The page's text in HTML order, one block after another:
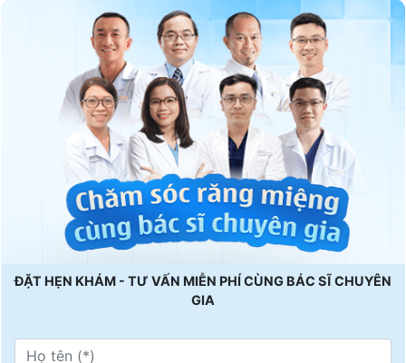
ĐẶT HẸN KHÁM - TƯ VẤN MIỄN PHÍ CÙNG BÁC SĨ CHUYÊN
GIA